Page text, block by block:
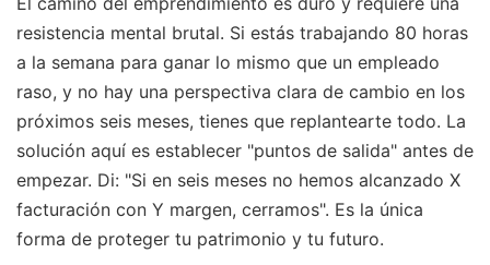
resistencia mental brutal. Si estás trabajando 80 horas
a la semana para ganar lo mismo que un empleado
raso, y no hay una perspectiva clara de cambio en los
próximos seis meses, tienes que replantearte todo. La
solución aquí es establecer "puntos de salida" antes de
empezar. Di: "Si en seis meses no hemos alcanzado X
facturación con Y margen, cerramos". Es la única
forma de proteger tu patrimonio y tu futuro.